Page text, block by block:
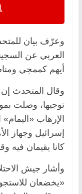
وعرّف بيان
العربي عن
أيهم كممجي
وقال المتحدث إن
توجيها، وصلت
الإرهاب
إسرائيل وجهاز
كانا يقيمان فيه
وأشار جيش
«يخضعان